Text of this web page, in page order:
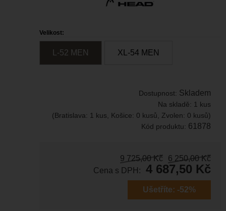
Velikost:
L-52 MEN XL-54 MEN
Dostupnost: Skladem
Na skladě: 1 kus
(Bratislava: 1 kus, Košice: 0 kusů, Zvolen: 0 kusů)
Kód produktu: 61878
9 725,00 Kč 6 250,00 Kč
Cena s DPH:
4 687,50 Kč
Ušetříte: -52%